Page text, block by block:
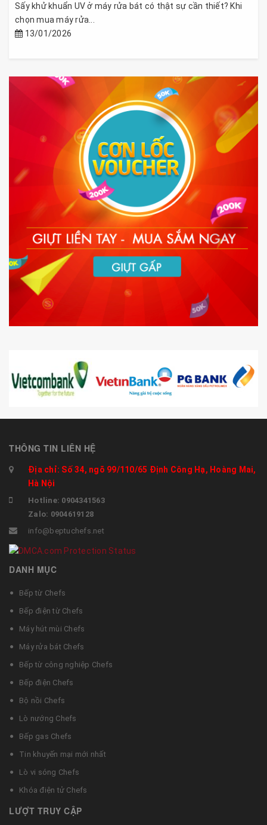
Sấy khử khuẩn UV ở máy rửa bát có thật sự cần thiết? Khi
chọn mua máy rửa...
13/01/2026
THÔNG TIN LIÊN HỆ
Địa chỉ: Số 34, ngõ 99/110/65 Định Công Hạ, Hoàng Mai,
Hà Nội
Hotline: 0904341563
Zalo: 0904619128
info@beptuchefs.net
DANH MỤC
Bếp từ Chefs
Bếp điện từ Chefs
Máy hút mùi Chefs
Máy rửa bát Chefs
Bếp từ công nghiệp Chefs
Bếp điện Chefs
Bộ nồi Chefs
Lò nướng Chefs
Bếp gas Chefs
Tin khuyến mại mới nhất
Lò vi sóng Chefs
Khóa điện tử Chefs
LƯỢT TRUY CẬP